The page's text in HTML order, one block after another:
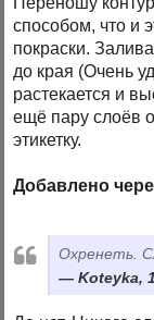
способом, что и
покраски.
до края (Очень
растекается и
ещё пару слоёв
этикетку.
Добавлено
Охренеть.
Koteyka,